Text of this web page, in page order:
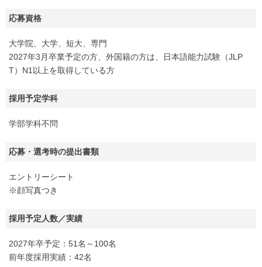
応募資格
大学院、大学、短大、専門
2027年3月卒業予定の方、外国籍の方は、日本語能力試験（JLP
T）N1以上を取得している方
採用予定学科
学部学科不問
応募・選考時の提出書類
エントリーシート
※顔写真つき
採用予定人数／実績
2027年卒予定：51名～100名
前年度採用実績：42名